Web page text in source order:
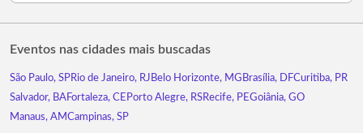
Eventos nas cidades mais buscadas
São Paulo, SPRio de Janeiro, RJ Belo Horizonte, MG Brasília, DFCuritiba, PR
Salvador, BAFortaleza, CE Porto Alegre, RSRecife, PEGoiânia, GO
Manaus, AMCampinas, SP